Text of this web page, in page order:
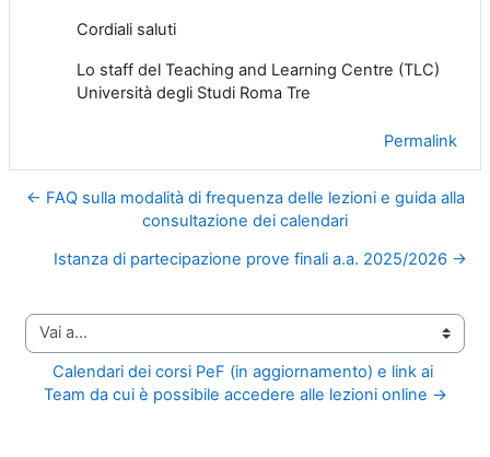
Cordiali saluti
Lo staff del Teaching and Learning Centre (TLC)
Università degli Studi Roma Tre
Permalink
← FAQ sulla modalità di frequenza delle lezioni e guida alla
consultazione dei calendari
Istanza di partecipazione prove finali a.a. 2025/2026 →
Vai a...
Calendari dei corsi PeF (in aggiornamento) e link ai
Team da cui è possibile accedere alle lezioni online →